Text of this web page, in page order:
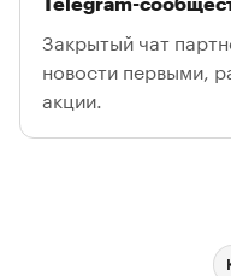
Закрытый чат
новости первыми,
акции.